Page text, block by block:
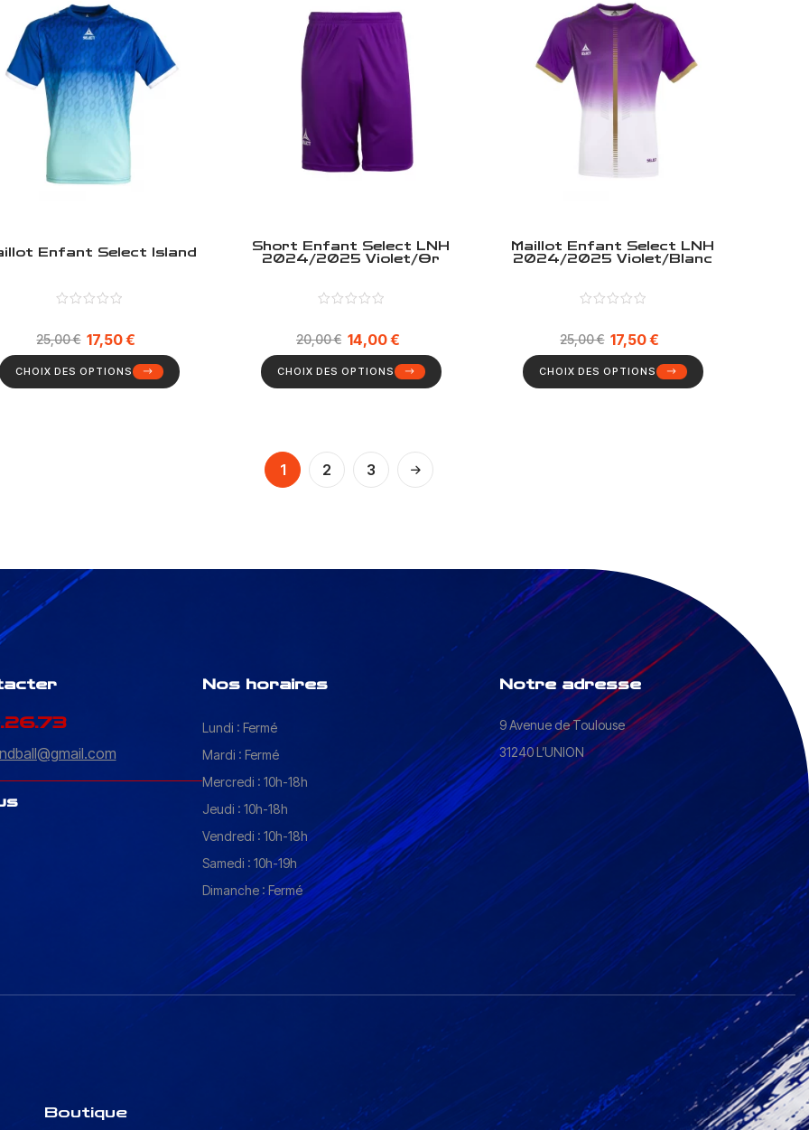
Enfant Select Island
25,00€ 17,50€
CHOIX DES OPTIONS
Short Enfant Select LNH
2024/2025 Violet/Or
20,00€ 14,00€
CHOIX DES OPTIONS
Maillot Enfant Select LNH
2024/2025 Violet/Blanc
25,00€ 17,50€
CHOIX DES OPTIONS
1 2 3
Nos horaires
Lundi : Fermé
Mardi : Fermé
Mercredi : 10h-18h
Jeudi : 10h-18h
Vendredi : 10h-18h
Samedi : 10h-19h
Dimanche : Fermé
Notre adresse
9 Avenue de Toulouse
31240 L’UNION
Boutique